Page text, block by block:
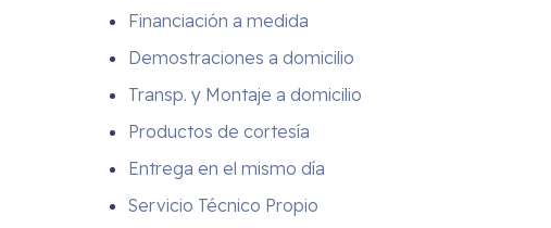
Financiación a medida
Demostraciones a domicilio
Transp. y Montaje a domicilio
Productos de cortesía
Entrega en el mismo día
Servicio Técnico Propio